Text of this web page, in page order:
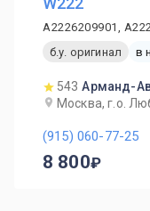
A2226209901,
б.у. оригинал
в
543 Арманд-
Москва, г.о.
(915) 060-77-25
8 800